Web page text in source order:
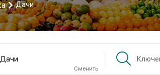
Дачи
Дачи
Сменить